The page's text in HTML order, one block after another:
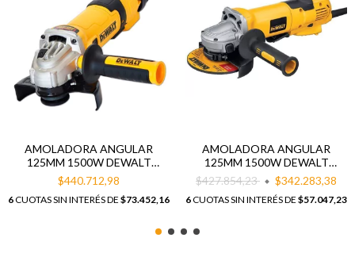
AMOLADORA ANGULAR
125MM 1500W DEWALT
DWE4336
$440.712,98
6CUOTAS SIN INTERÉS DE $73.452,16
AMOLADORA ANGULAR
125MM 1500W DEWALT
DWE4314N
$427.854,23 $342.283,38
6CUOTAS SIN INTERÉS DE $57.047,23